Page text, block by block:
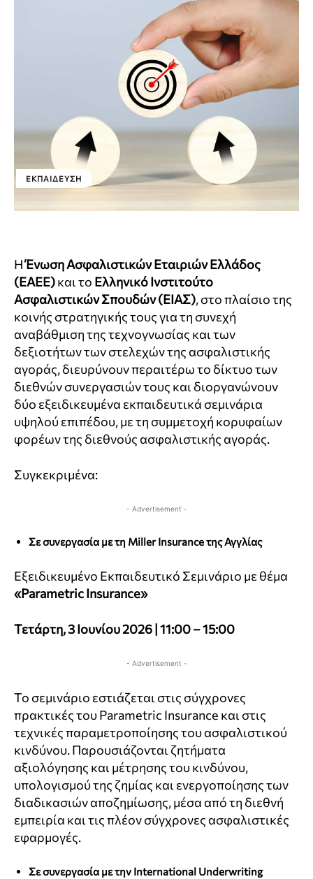
ΕΚΠΑΊΔΕΥΣΗ
ΗΈνωση Ασφαλιστικών Εταιριών Ελλάδος
(ΕΑΕΕ)και το Ελληνικό Ινστιτούτο
Ασφαλιστικών Σπουδών (ΕΙΑΣ), στο πλαίσιο της
κοινής στρατηγικής τους για τη συνεχή
αναβάθμιση της τεχνογνωσίας και των
δεξιοτήτων των στελεχών της ασφαλιστικής
αγοράς, διευρύνουν περαιτέρω το δίκτυο των
διεθνών συνεργασιών τους και διοργανώνουν
δύο εξειδικευμένα εκπαιδευτικά σεμινάρια
υψηλού επιπέδου, με τη συμμετοχή κορυφαίων
φορέων της διεθνούς ασφαλιστικής αγοράς.
Συγκεκριμένα:
- Advertisement -
Σε συνεργασία με τη Miller Insurance της Αγγλίας
Εξειδικευμένο Εκπαιδευτικό Σεμινάριο με θέμα
«Parametric Insurance»
Τετάρτη, 3 Ιουνίου 2026 | 11:00 – 15:00
- Advertisement -
Το σεμινάριο εστιάζεται στις σύγχρονες
πρακτικές του Parametric Insurance και στις
τεχνικές παραμετροποίησης του ασφαλιστικού
κινδύνου. Παρουσιάζονται ζητήματα
αξιολόγησης και μέτρησης του κινδύνου,
υπολογισμού της ζημίας και ενεργοποίησης των
διαδικασιών αποζημίωσης, μέσα από τη διεθνή
εμπειρία και τις πλέον σύγχρονες ασφαλιστικές
εφαρμογές.
Σε συνεργασία με την International Underwriting